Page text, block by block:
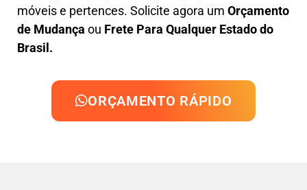
móveis e pertences. Solicite agora um Orçamento
de Mudança ou Frete Para Qualquer Estado do
Brasil.
ORÇAMENTO RÁPIDO